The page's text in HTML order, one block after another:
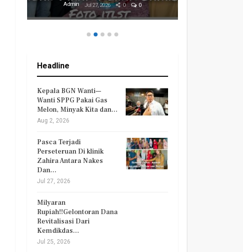
Admin Jul 27, 2026 0 0
Headline
Kepala BGN Wanti—
Wanti SPPG Pakai Gas
Melon, Minyak Kita dan…
Aug 2, 2026
Pasca Terjadi
Perseteruan Di klinik
Zahira Antara Nakes
Dan…
Jul 27, 2026
Milyaran
Rupiah!!Gelontoran Dana
Revitalisasi Dari
Kemdikdas…
Jul 25, 2026